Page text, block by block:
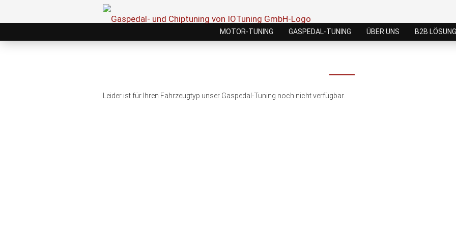
MOTOR-TUNING GASPEDAL-TUNING ÜBER UNS B2B
Leider ist für Ihren Fahrzeugtyp unser Gaspedal-Tuning noch nicht verfügbar.